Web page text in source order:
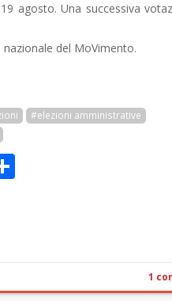
agosto. Una successiva
del MoVimento.
#elezioni amministrative
1